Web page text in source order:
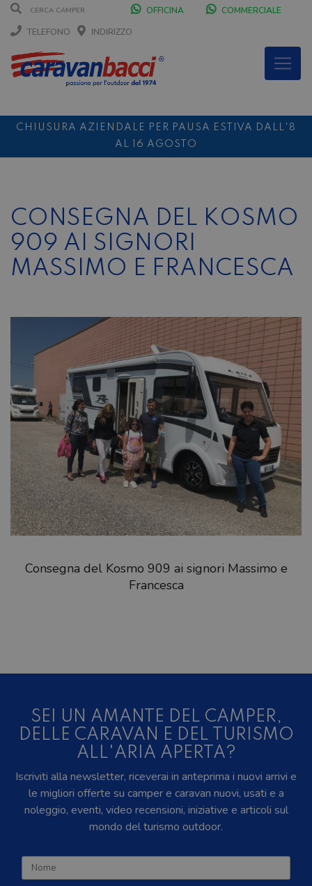
OFFICINA
COMMERCIALE
TELEFONO
INDIRIZZO
CHIUSURA AZIENDALE PER PAUSA ESTIVA DALL'8
AL 16 AGOSTO
SCONTO 10%NOLEGGIO ENTRO IL 31.08
PER I
NOLEGGI DI SETTEMBRE
CONSEGNA DEL KOSMO
909 AI SIGNORI
MASSIMO E FRANCESCA
Consegna del Kosmo 909 ai signori Massimo e
Francesca
SEI UN AMANTE DEL CAMPER,
DELLE CARAVAN E DEL TURISMO
ALL'ARIA APERTA?
Iscriviti alla newsletter, riceverai in anteprima i nuovi arrivi e
le migliori offerte su camper e caravan nuovi, usati e a
noleggio, eventi, video recensioni, iniziative e articoli sul
mondo del turismo outdoor.